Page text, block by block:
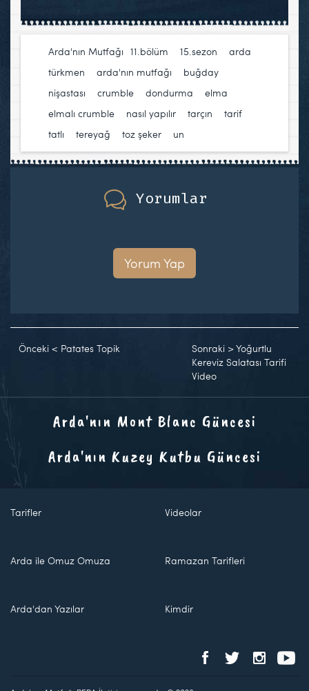
Arda'nın Mutfağı 11.bölüm 15.sezon
arda
türkmen
arda'nın mutfağı
buğday
nişastası
crumble dondurma elma
elmalı crumble
nasıl yapılır tarçın tarif
tatlı
tereyağ toz şeker un
Yorumlar
Yorum Yap
Önceki < Patates Topik Sonraki >Yoğurtlu
Kereviz Salatası Tarifi
Video
Arda'nın Mont Blanc Güncesi
Arda'nın Kuzey Kutbu Güncesi
Tarifler Videolar
Arda ile Omuz Omuza Ramazan Tarifleri
Arda'dan Yazılar Kimdir